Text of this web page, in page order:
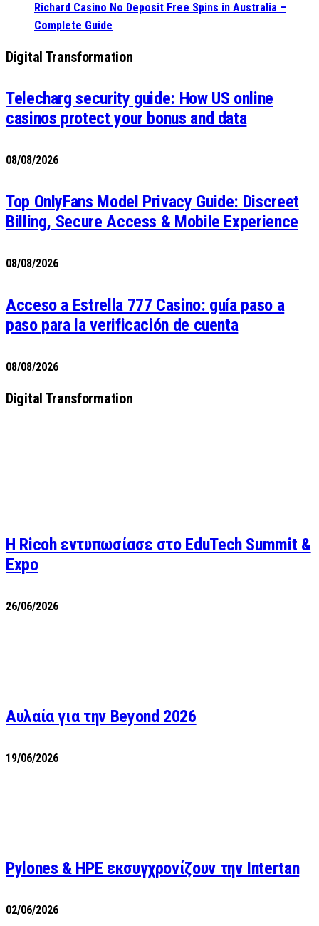
Richard Casino No Deposit Free Spins in Australia –
Complete Guide
Digital Transformation
Telecharg security guide: How US online
casinos protect your bonus and data
08/08/2026
Top OnlyFans Model Privacy Guide: Discreet
Billing, Secure Access & Mobile Experience
08/08/2026
Acceso a Estrella 777 Casino: guía paso a
paso para la verificación de cuenta
08/08/2026
Digital Transformation
Η Ricoh εντυπωσίασε στο EduTech Summit &
Expo
26/06/2026
Αυλαία για την Beyond 2026
19/06/2026
Pylones & HPE εκσυγχρονίζουν την Intertan
02/06/2026